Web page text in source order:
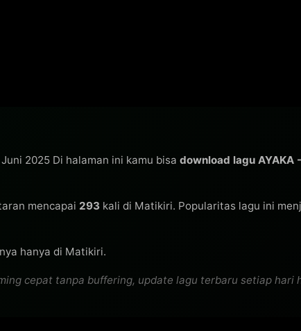
2025 Di halaman ini kamu bisa download lagu AYAKA
mencapai 293 kali di Matikiri. Popularitas lagu ini
hanya di Matikiri.
cepat tanpa buffering, update lagu terbaru setiap hari